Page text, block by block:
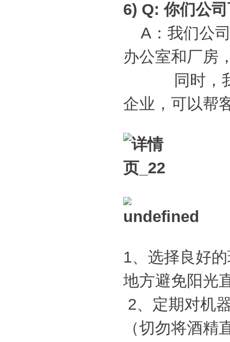
6) Q: 你们公
A：我们公司
办公室和厂房
同时，我们
企业，可以帮
1、选择良好
地方避免阳光
2、定期对机
（切勿将酒